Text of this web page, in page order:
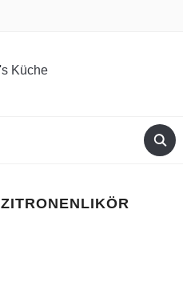
ZITRONENLIKÖR